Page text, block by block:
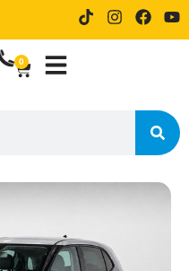
bestellen
0